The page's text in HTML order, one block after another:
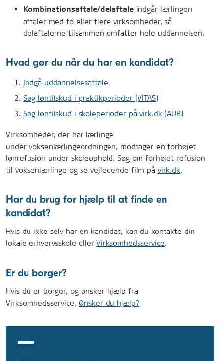
Kombinationsaftale/delaftale indgår lærlingen
aftaler med to eller flere virksomheder, så
delaftalerne tilsammen omfatter hele uddannelsen.
Hvad gør du når du har en kandidat?
Indgå uddannelsesaftale
Søg løntilskud i praktikperioder (VITAS)
Søg løntilskud i skoleperioder på virk.dk (AUB)
Virksomheder, der har lærlinge
under voksenlærlingeordningen, modtager en forhøjet
lønrefusion under skoleophold. Søg om forhøjet refusion
til voksenlærlinge og se vejledende film på virk.dk.
Har du brug for hjælp til at finde en
kandidat?
Hvis du ikke selv har en kandidat, kan du kontakte din
lokale erhvervsskole eller Virksomhedsservice.
Er du borger?
Hvis du er borger, og ønsker hjælp fra
Virksomhedsservice, Ønsker du hjælp?